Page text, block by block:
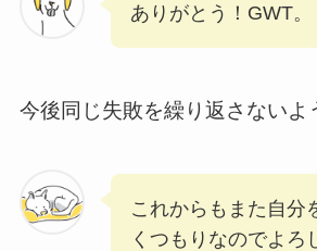
ありがとう！GWT。
今後同じ失敗を繰り返さないよ
これからもまた自分
くつもりなのでよろ